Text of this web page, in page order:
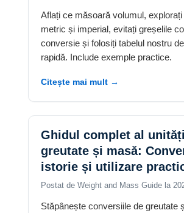
Aflați ce măsoară volumul,
metric și imperial, evitați greșelile
conversie și folosiți tabelul nostru
rapidă. Include exemple practice.
Citește mai mult →
Ghidul complet al
greutate și masă:
istorie și utilizare
Postat de Weight and Mass Guide la
Stăpânește conversiile de greutate